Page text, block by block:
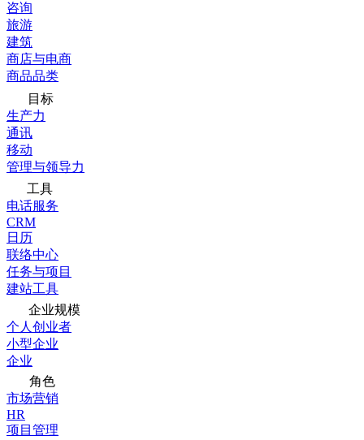
咨询
旅游
建筑
商店与电商
商品品类
目标
生产力
通讯
移动
管理与领导力
工具
电话服务
CRM
日历
联络中心
任务与项目
建站工具
企业规模
个人创业者
小型企业
企业
角色
市场营销
HR
项目管理